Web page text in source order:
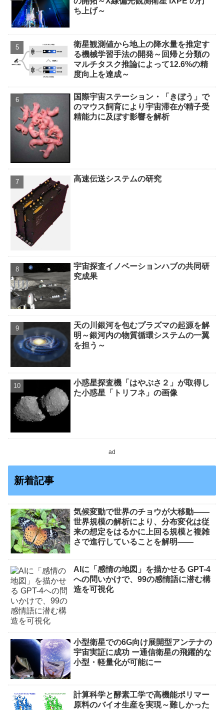
ち上げ～
衛星観測値から地上の降水量を推定す
る機械学習手法の開発～回帰と分類の
マルチタスク推論によって12.6%の精
度向上を達成～
国際宇宙ステーション・「きぼう」で
のマウス飼育により宇宙滞在が精子受
精能力に及ぼす影響を解析
高速伝送システムの研究
宇宙探査イノベーションハブの共同研
究成果
天の川銀河を包むプラズマの起源を解
明～銀河内の物質循環システムの一翼
を担う～
小惑星探査機「はやぶさ２」が取得し
た小惑星「トリフネ」の画像
ad
新着記事
気候変動で世界のチョウが大移動――
世界規模の解析により、分布変化は従
来の想定をはるかに上回る規模と複雑
さで進行していることを解明――
AIに「感情の地図」を描かせる GPT-4
への問いかけで、99の感情語に潜む構
造を可視化
小型衛星での6G向け展開型アンテナの
宇宙実証に成功 ー通信衛星の飛躍的な
小型・軽量化が可能にー
計算科学と酵素工学で高機能ポリマー
原料のバイオ生産を実現～難しかった